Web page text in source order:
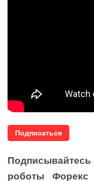
Подписаться
роботы